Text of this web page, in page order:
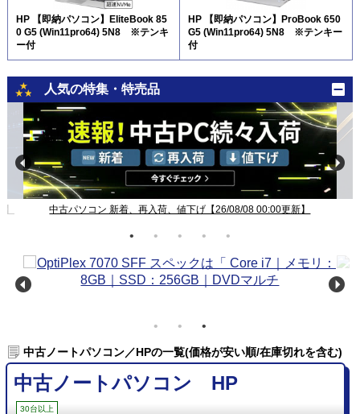
HP 【即納パソコン】EliteBook 85
0 G5 (Win11pro64) 5N8 ※テンキ
ー付
HP 【即納パソコン】ProBook 650
G5 (Win11pro64) 5N8 ※テンキー
付
人気の特集・特売品
中古パソコン 新着、再入荷、値下げ【26/08/08 00:00更新】
中古ノートパソコン／HPの一覧(価格が安い順/在庫切れを含む)
中古ノートパソコン HP
30台以上